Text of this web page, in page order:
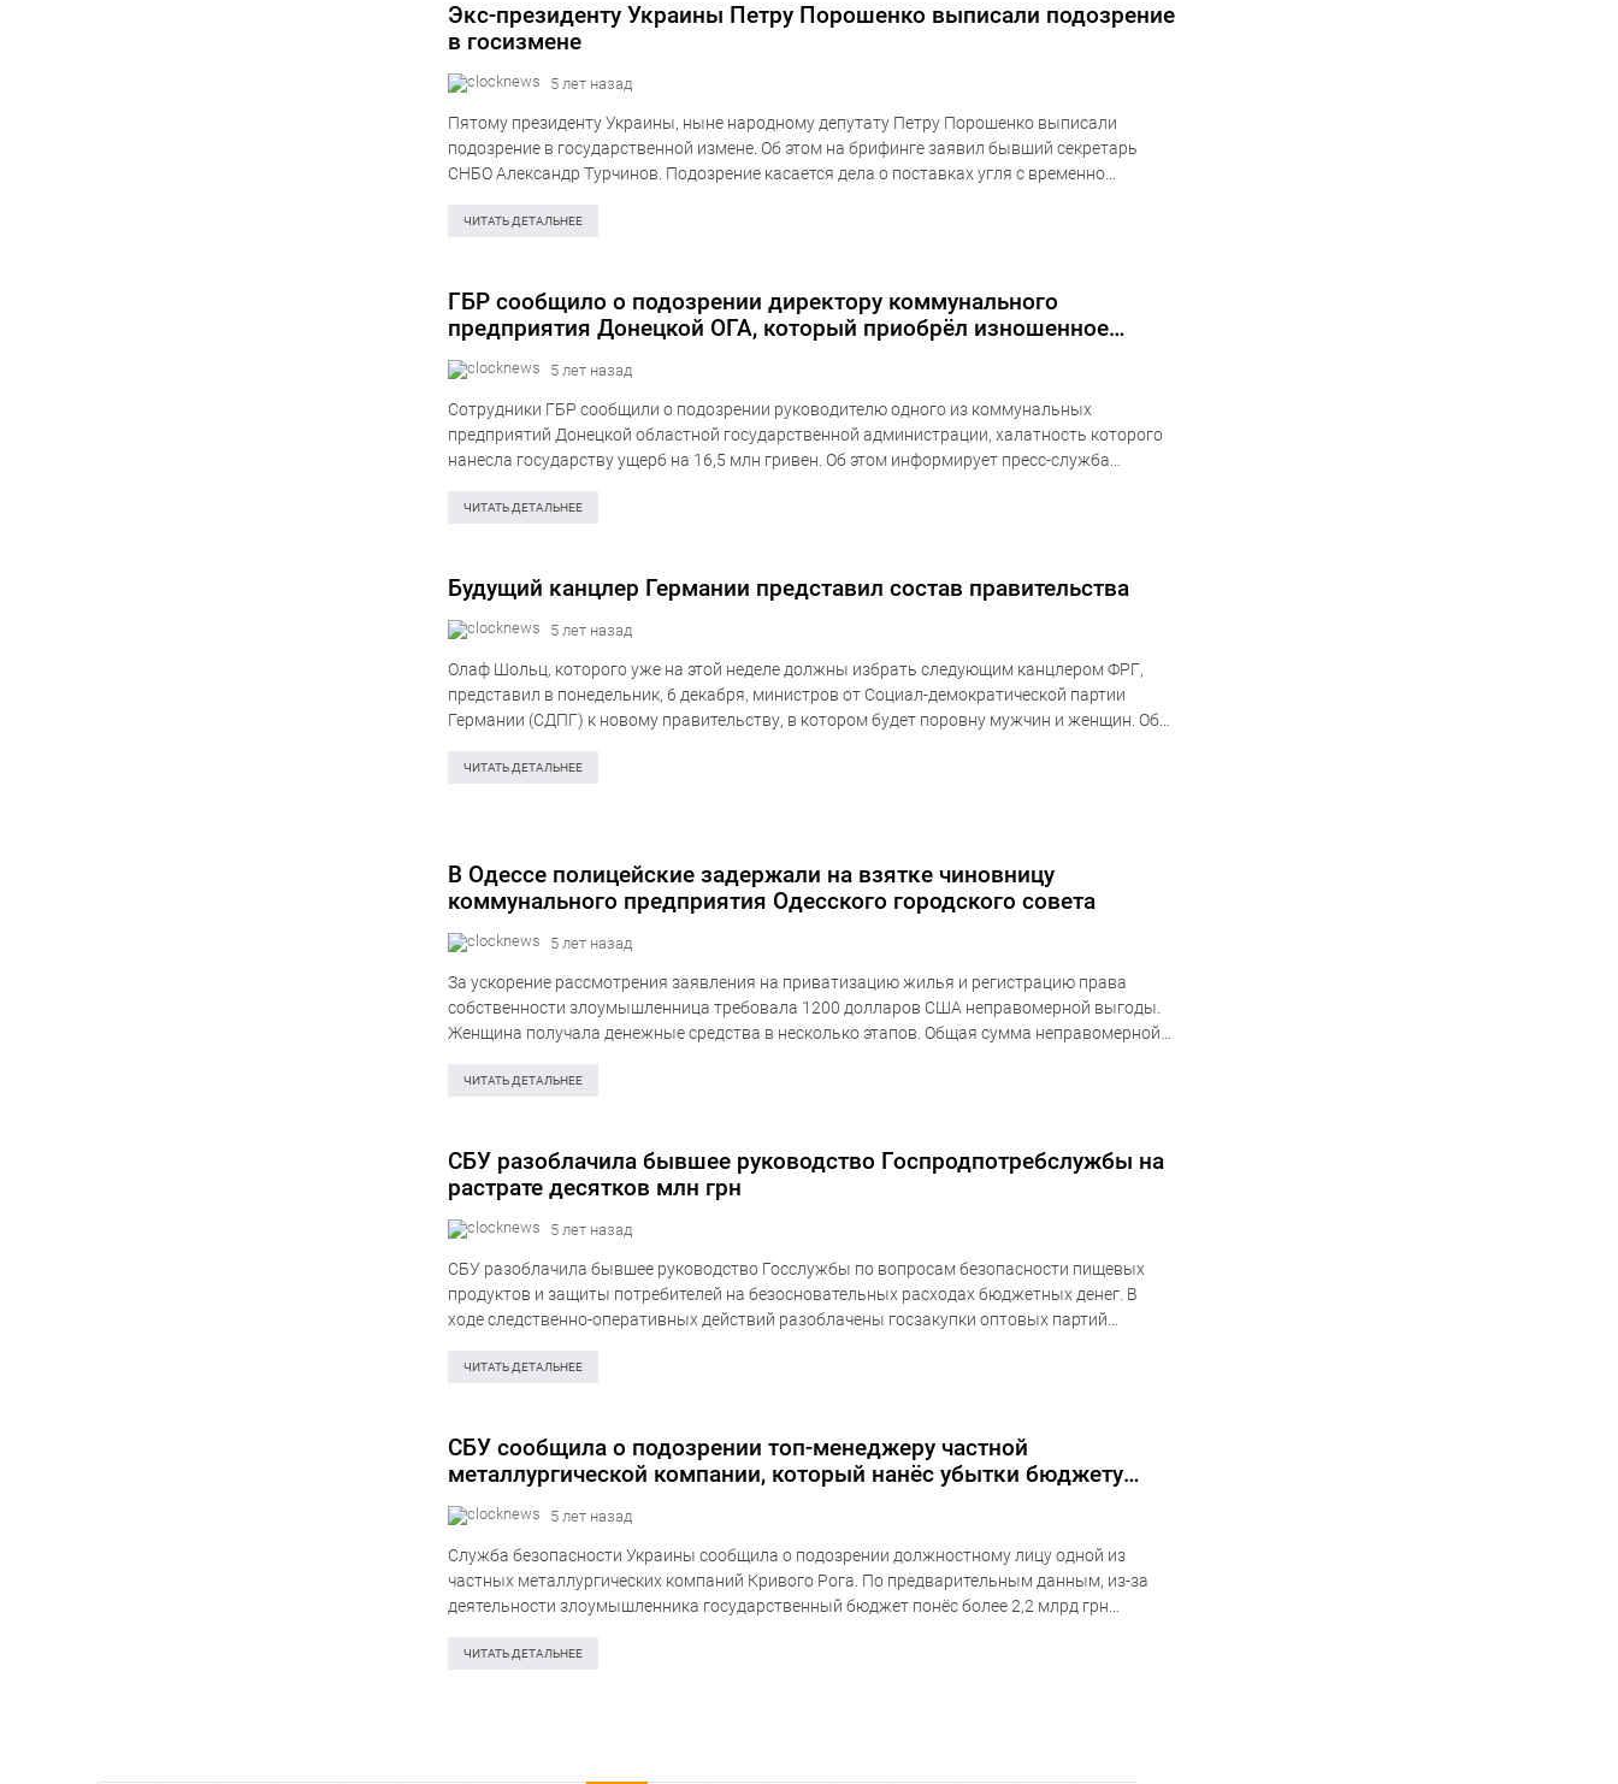
Экс-президенту Украины Петру Порошенко выписали подозрение
в госизмене
5 лет назад
Пятому президенту Украины, ныне народному депутату Петру Порошенко выписали
подозрение в государственной измене. Об этом на брифинге заявил бывший секретарь
СНБО Александр Турчинов. Подозрение касается дела о поставках угля с временно
подозрение подписала не генпрокурор…
ЧИТАТЬ ДЕТАЛЬНЕЕ
ГБР сообщило о подозрении директору коммунального
предприятия Донецкой ОГА, который приобрёл изношенное
оборудование по цене нового
5 лет назад
Сотрудники ГБР сообщили о подозрении руководителю одного из коммунальных
предприятий Донецкой областной государственной администрации, халатность которого
нанесла государству ущерб на 16,5 млн гривен. Об этом информирует пресс-служба
года директор заключил договор…
ЧИТАТЬ ДЕТАЛЬНЕЕ
Будущий канцлер Германии представил состав правительства
5 лет назад
Олаф Шольц, которого уже на этой неделе должны избрать следующим канцлером ФРГ,
представил в понедельник, 6 декабря, министров от Социал-демократической партии
Германии (СДПГ) к новому правительству, в котором будет поровну мужчин и женщин. Об
ЧИТАТЬ ДЕТАЛЬНЕЕ
В Одессе полицейские задержали на взятке чиновницу
коммунального предприятия Одесского городского совета
5 лет назад
За ускорение рассмотрения заявления на приватизацию жилья и регистрацию права
собственности злоумышленница требовала 1200 долларов США неправомерной выгоды.
Женщина получала денежные средства в несколько этапов. Общая сумма неправомерной
полиции Украины….
ЧИТАТЬ ДЕТАЛЬНЕЕ
СБУ разоблачила бывшее руководство Госпродпотребслужбы на
растрате десятков млн грн
5 лет назад
СБУ разоблачила бывшее руководство Госслужбы по вопросам безопасности пищевых
продуктов и защиты потребителей на безосновательных расходах бюджетных денег. В
ходе следственно-оперативных действий разоблачены госзакупки оптовых партий
коммуникаций Службы безопасности Украины. Как отмечается,…
ЧИТАТЬ ДЕТАЛЬНЕЕ
СБУ сообщила о подозрении топ-менеджеру частной
металлургической компании, который нанёс убытки бюджету
свыше 2,2 млрд грн
5 лет назад
Служба безопасности Украины сообщила о подозрении должностному лицу одной из
частных металлургических компаний Кривого Рога. По предварительным данным, из-за
деятельности злоумышленника государственный бюджет понёс более 2,2 млрд грн
следователям СБУ, в…
ЧИТАТЬ ДЕТАЛЬНЕЕ